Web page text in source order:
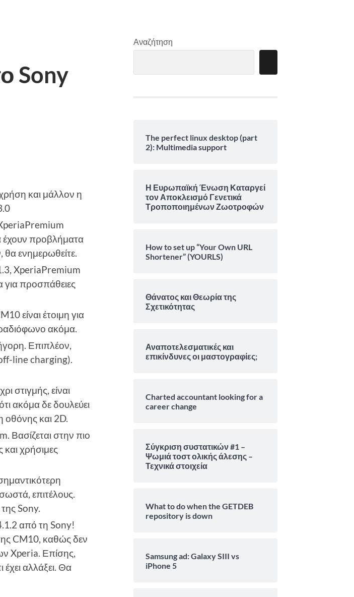
Sony
και μάλλον η
έχουν προβλήματα
ενημερωθείτε.
XperiaPremium
για προσπάθειες
είναι έτοιμη για
ραδιόφωνο ακόμα.
Επιπλέον,
line charging).
στιγμής, είναι
ακόμα δε δουλεύει
οθόνης και 2D.
στην πιο
χρήσιμες
επιτέλους.
Sony.
από τη Sony!
CM10, καθώς δεν
Xperia. Επίσης,
αλλάξει. Θα
Αναζήτηση
The perfect linux desktop (part
2): Multimedia support
Η Ευρωπαϊκή Ένωση Καταργεί
τον Αποκλεισμό Γενετικά
Τροποποιημένων Ζωοτροφών
How to set up “Your Own URL
Shortener” (YOURLS)
Θάνατος και Θεωρία της
Σχετικότητας
Αναποτελεσματικές και
επικίνδυνες οι μαστογραφίες;
Charted accountant looking for a
career change
Σύγκριση συστατικών #1 –
Ψωμιά τοστ ολικής άλεσης –
Τεχνικά στοιχεία
What to do when the GETDEB
repository is down
Samsung ad: Galaxy SIII vs
iPhone 5